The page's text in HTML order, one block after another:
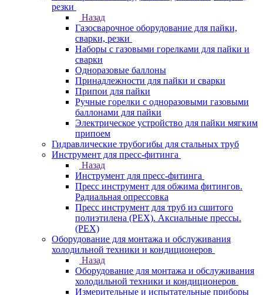
резки
Назад
Газосварочное оборудование для пайки,
сварки, резки
Наборы с газовыми горелками для пайки и
сварки
Одноразовые баллоны
Принадлежности для пайки и сварки
Припои для пайки
Ручные горелки с одноразовыми газовыми
баллонами для пайки
Электрическое устройство для пайки мягким
припоем
Гидравлические трубогибы для стальных труб
Инструмент для пресс-фитинга
Назад
Инструмент для пресс-фитинга
Пресс инструмент для обжима фитингов.
Радиальная опрессовка
Пресс инструмент для труб из сшитого
полиэтилена (PEX). Аксиальные прессы.
(PEX)
Оборудование для монтажа и обслуживания
холодильной техники и кондиционеров
Назад
Оборудование для монтажа и обслуживания
холодильной техники и кондиционеров
Измерительные и испытательные приборы